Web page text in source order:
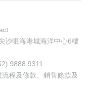
沙咀海港城海洋中心6樓
9888 9311
流程及條款、 銷售條款及